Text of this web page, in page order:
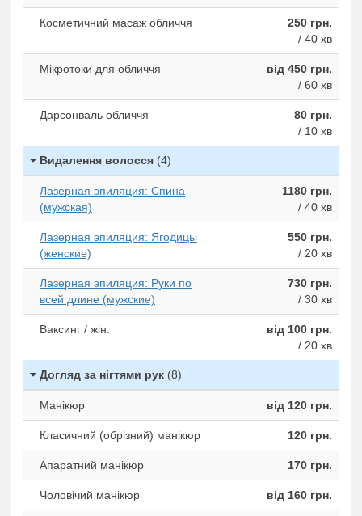
Косметичний масаж обличчя
250 грн.
/ 40 хв
Мікротоки для обличчя
від 450 грн.
/ 60 хв
Дарсонваль обличчя
80 грн.
/ 10 хв
Видалення волосся (4)
Лазерная эпиляция: Спина
(мужская)
1180 грн.
/ 40 хв
Лазерная эпиляция: Ягодицы
(женские)
550 грн.
/ 20 хв
Лазерная эпиляция: Руки по
всей длине (мужские)
730 грн.
/ 30 хв
Ваксинг / жін.
від 100 грн.
/ 20 хв
Догляд за нігтями рук (8)
Манікюр від 120 грн.
Класичний (обрізний) манікюр 120 грн.
Апаратний манікюр 170 грн.
Чоловічий манікюр від 160 грн.